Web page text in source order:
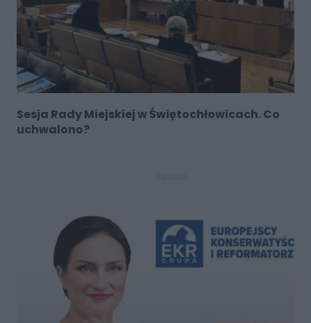
Sesja Rady Miejskiej w Świętochłowicach. Co
uchwalono?